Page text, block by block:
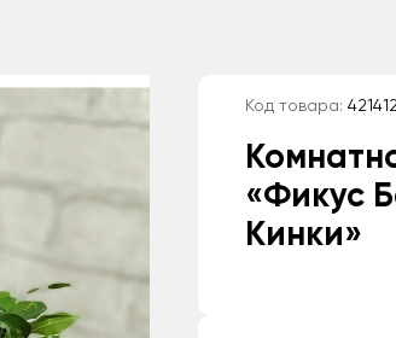
Код товара:
«Фикус
Кинки»